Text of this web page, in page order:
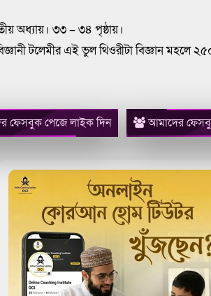
অধ্যায়। ৩৩ – ৩৪ পৃষ্ঠায়।
টলেমীর এই ভুল থিওরীটা বিজ্ঞান মহলে
ফেসবুক পেজে লাইক দিন আমাদের